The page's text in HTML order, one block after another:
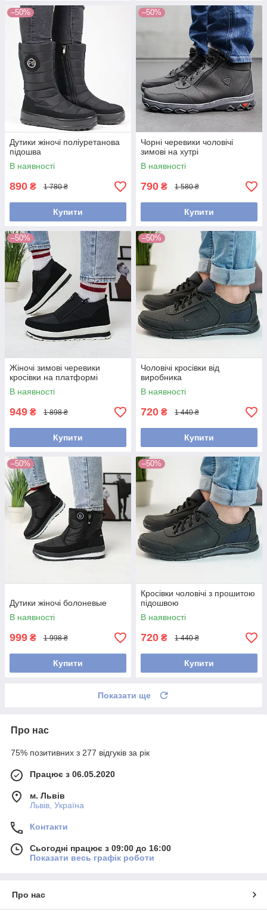
–50%
Дутики жіночі поліуретанова
підошва
В наявності
890 ₴ 1 780 ₴
Купити
–50%
Чорні черевики чоловічі
зимові на хутрі
В наявності
790 ₴ 1 580 ₴
Купити
–50%
Жіночі зимові черевики
кросівки на платформі
В наявності
949 ₴ 1 898 ₴
Купити
–50%
Чоловічі кросівки від
виробника
В наявності
720 ₴ 1 440 ₴
Купити
–50%
Дутики жіночі болоневые
В наявності
999 ₴ 1 998 ₴
Купити
–50%
Кросівки чоловічі з прошитою
підошвою
В наявності
720 ₴ 1 440 ₴
Купити
Показати ще
Про нас
75% позитивних з 277 відгуків за рік
Працює з 06.05.2020
м. Львів
Львів, Україна
Контакти
Сьогодні працює з 09:00 до 16:00
Показати весь графік роботи
Про нас